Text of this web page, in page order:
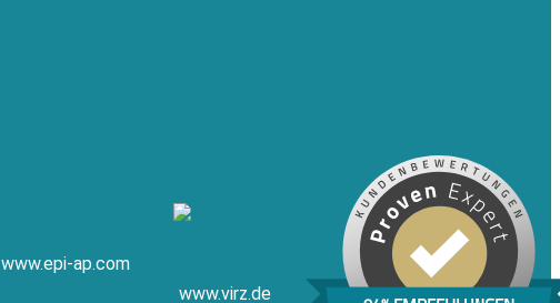
www.epi-ap.com
www.virz.de